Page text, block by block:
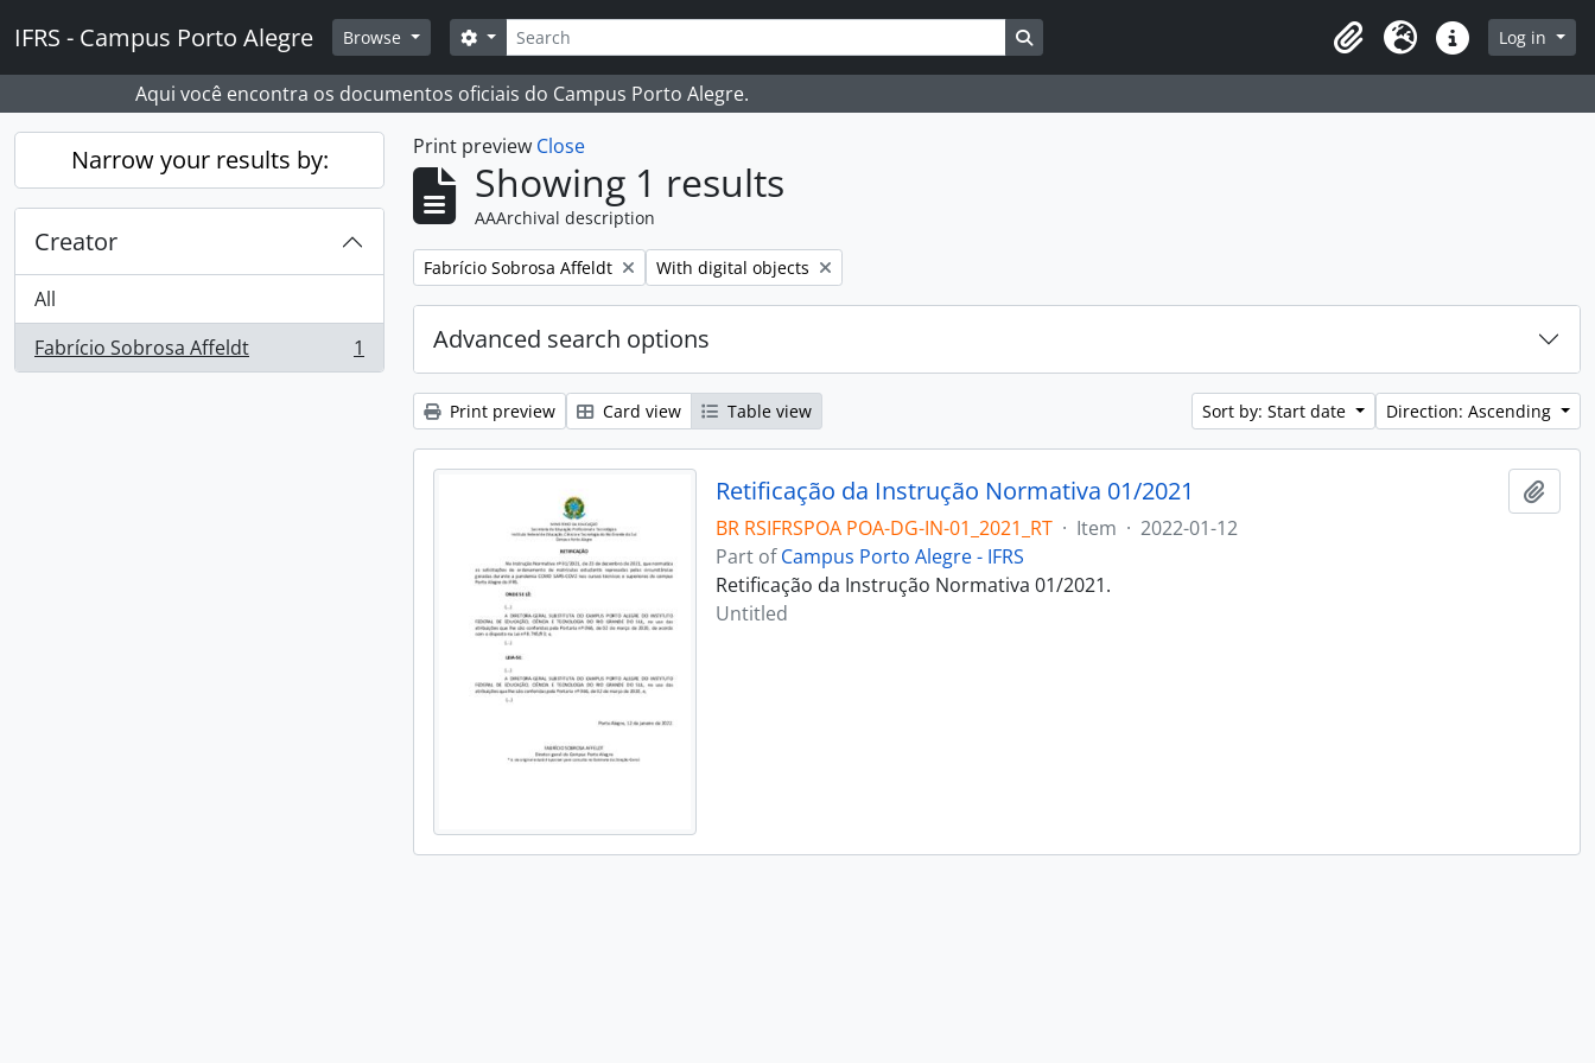
IFRS - Campus Porto Alegre Browse Search
Search options Search in browse page
ClipboardLanguageQuick linksLog in
Aqui você encontra os documentos oficiais do Campus Porto Alegre.
Narrow your results by:
Creator
All
Fabrício Sobrosa Affeldt
, 1 results 1
Print preview Close
Showing 1 results
AAArchival description
Remove filter:
Fabrício Sobrosa Affeldt Remove filter:
With digital objects
Advanced search options
Print preview Card view Table view Sort by: Start date Direction: Ascending
Retificação da Instrução Normativa 01/2021
BR RSIFRSPOA POA-DG-IN-01_2021_RT · Item · 2022-01-12
Part ofCampus Porto Alegre - IFRS
Retificação da Instrução Normativa 01/2021.
Untitled